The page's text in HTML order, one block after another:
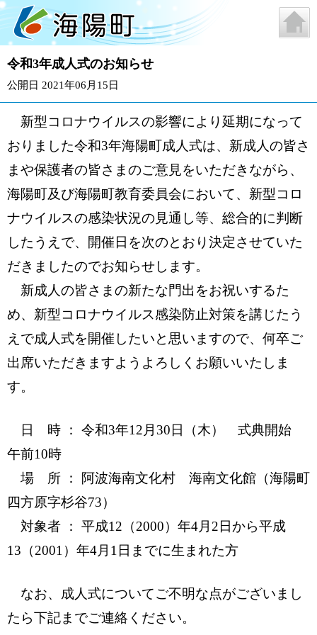
令和3年成人式のお知らせ
公開日 2021年06月15日
新型コロナウイルスの影響により延期になって
おりました令和3年海陽町成人式は、新成人の皆さ
まや保護者の皆さまのご意見をいただきながら、
海陽町及び海陽町教育委員会において、新型コロ
ナウイルスの感染状況の見通し等、総合的に判断
したうえで、開催日を次のとおり決定させていた
だきましたのでお知らせします。
新成人の皆さまの新たな門出をお祝いするた
め、新型コロナウイルス感染防止対策を講じたう
えで成人式を開催したいと思いますので、何卒ご
出席いただきますようよろしくお願いいたしま
す。
日 時 ： 令和3年12月30日（木） 式典開始
午前10時
場 所 ： 阿波海南文化村 海南文化館（海陽町
四方原字杉谷73）
対象者 ： 平成12（2000）年4月2日から平成
13（2001）年4月1日までに生まれた方
なお、成人式についてご不明な点がございまし
たら下記までご連絡ください。